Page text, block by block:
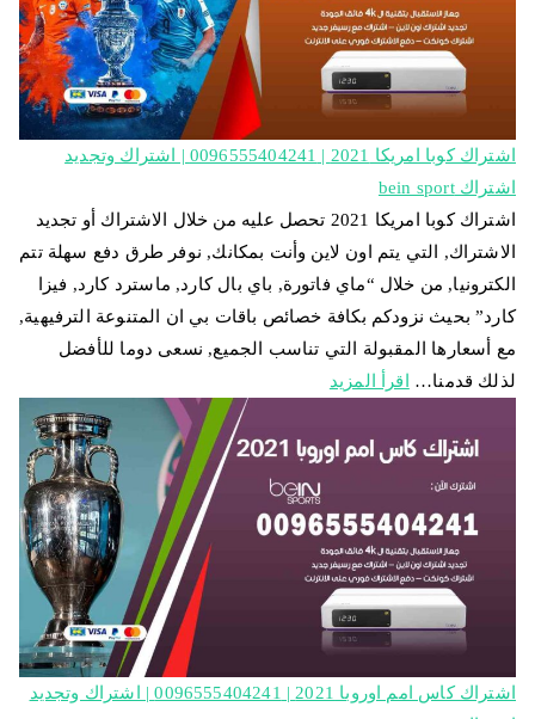
اشتراك كوبا امريكا 2021 | 0096555404241 | اشتراك وتجديد
اشتراك bein sport
اشتراك كوبا امريكا 2021 تحصل عليه من خلال الاشتراك أو تجديد
الاشتراك, التي يتم اون لاين وأنت بمكانك, نوفر طرق دفع سهلة تتم
الكترونيا, من خلال “ماي فاتورة, باي بال كارد, ماسترد كارد, فيزا
كارد” بحيث نزودكم بكافة خصائص باقات بي ان المتنوعة الترفيهية,
مع أسعارها المقبولة التي تناسب الجميع, نسعى دوما للأفضل
لذلك قدمنا…
اقرأ المزيد
اشتراك كاس امم اوروبا 2021 | 0096555404241 | اشتراك وتجديد